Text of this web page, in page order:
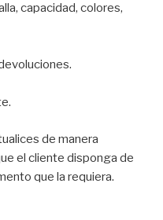
capacidad, colores,
de manera
el cliente disponga de
que la requiera.